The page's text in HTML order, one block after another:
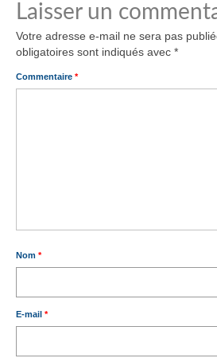
Laisser un
Votre adresse e-mail ne sera pas
obligatoires sont indiqués avec *
Commentaire *
Nom *
E-mail *